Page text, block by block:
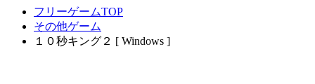
フリーゲームTOP
その他ゲーム
１０秒キング２ [ Windows ]